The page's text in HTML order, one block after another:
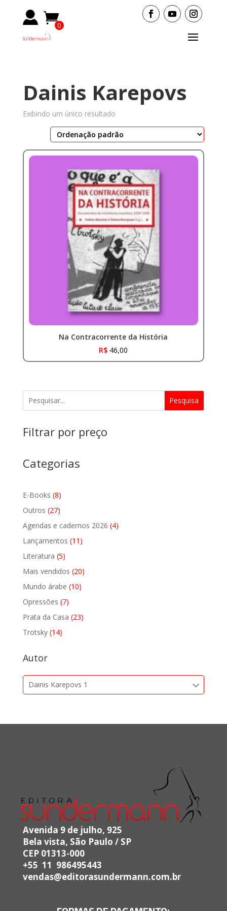
0
Dainis Karepovs
Exibindo um único resultado
Na Contracorrente da História
R$ 46,00
Pesquisa
Filtrar por preço
Categorias
E-Books 88
produtos
Outros 2727
produtos
Agendas e cadernos 2026 44
Lançamentos 11 11
Literatura 55
produtos
Mais vendidos 2020
Mundo árabe 1010
Opressões 77
produtos
Prata da Casa 2323
Trotsky 1414
Autor
Dainis Karepovs 1
Avenida 9 de julho, 925
Bela vista, São Paulo / SP
CEP 01313-000
+55 11 986495443
vendas@editorasundermann.com.br